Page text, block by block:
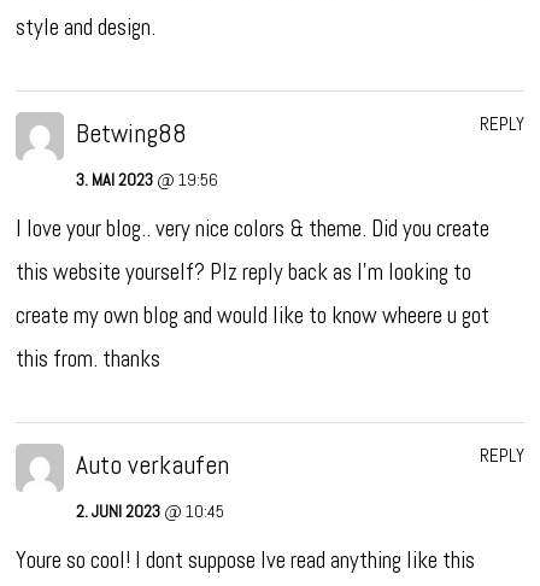
style and design.
Betwing88
3. MAI 2023 @ 19:56
I love your blog.. very nice colors & theme. Did you create
this website yourself? Plz reply back as I’m looking to
create my own blog and would like to know wheere u got
this from. thanks
REPLY
Auto verkaufen
2. JUNI 2023 @ 10:45
Youre so cool! I dont suppose Ive read anything like this
REPLY